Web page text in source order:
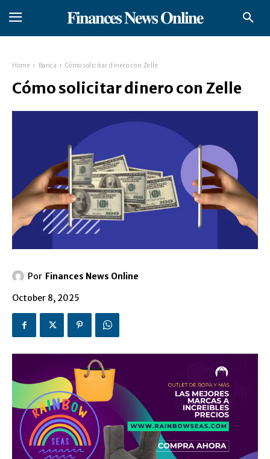
𝐅𝐢𝐧𝐚𝐧𝐜𝐞𝐬 𝐍𝐞𝐰𝐬 𝐎𝐧𝐥𝐢𝐧𝐞
Home Banca Cómo solicitar dinero con Zelle
Cómo solicitar dinero con Zelle
Por Finances News Online
October 8, 2025